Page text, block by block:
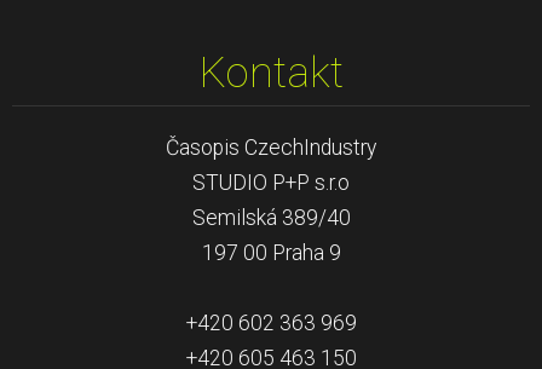
Kontakt
Časopis CzechIndustry
STUDIO P+P s.r.o
Semilská 389/40
197 00 Praha 9
+420 602 363 969
+420 605 463 150